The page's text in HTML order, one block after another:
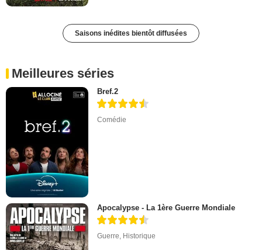
Saisons inédites bientôt diffusées
Meilleures séries
Bref.2
Comédie
Apocalypse - La 1ère Guerre Mondiale
Guerre Historique